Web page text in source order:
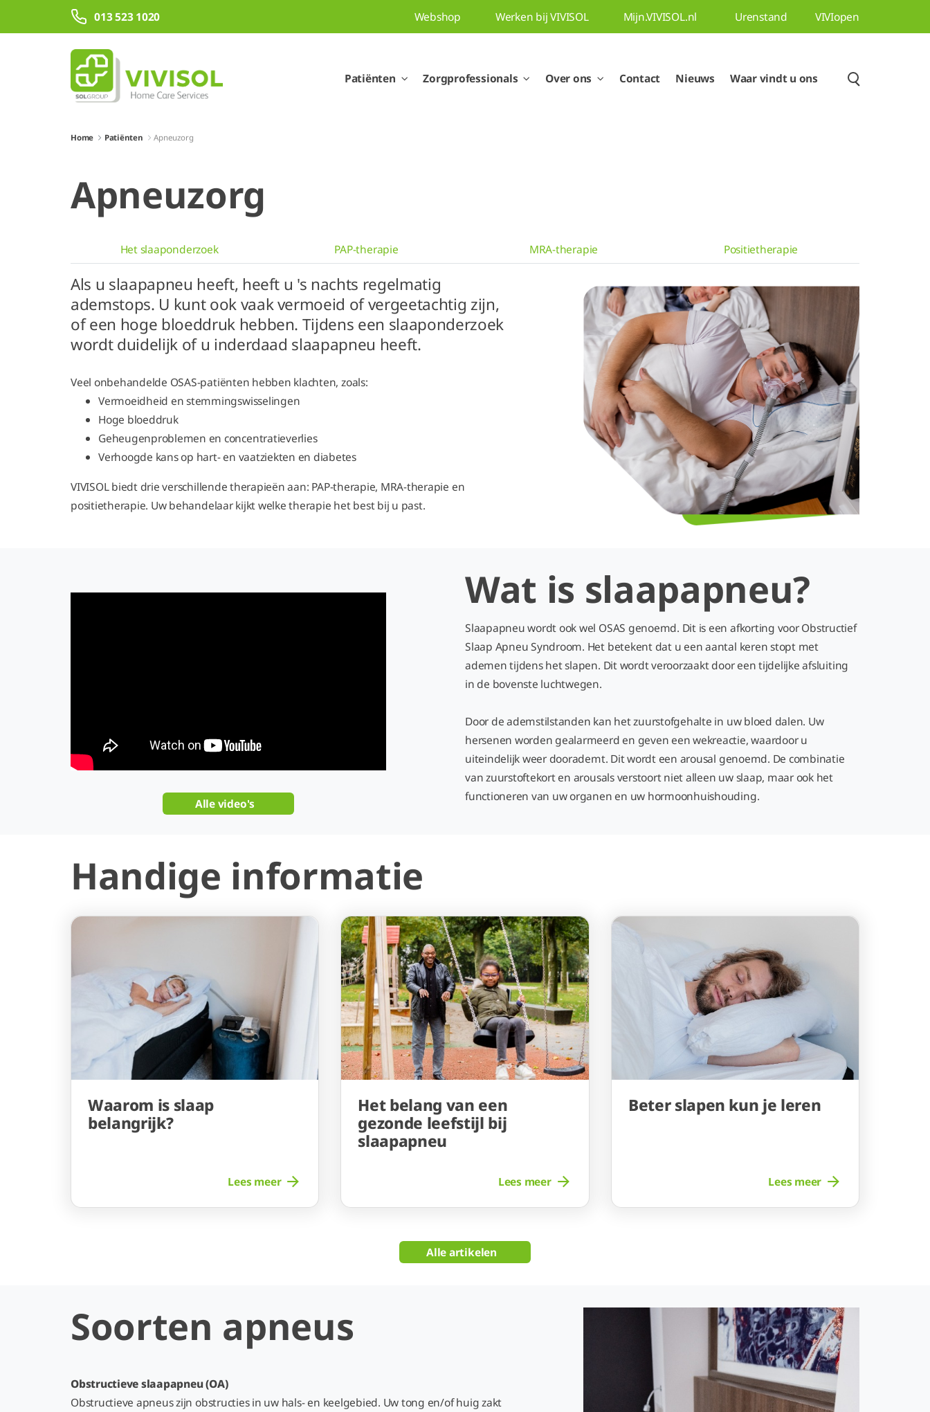
Overslaan en naar hoofdinhoud gaan
013 523 1020 Webshop Werken bij VIVISOL Mijn.VIVISOL.nl Urenstand VIVIopen
Patiënten Zorgprofessionals Over ons Contact Nieuws Waar vindt u ons
Home Patiënten Apneuzorg
Apneuzorg
Het slaaponderzoek PAP-therapie MRA-therapie Positietherapie
Als u slaapapneu heeft, heeft u 's nachts regelmatig
ademstops. U kunt ook vaak vermoeid of vergeetachtig zijn,
of een hoge bloeddruk hebben. Tijdens een slaaponderzoek
wordt duidelijk of u inderdaad slaapapneu heeft.
Veel onbehandelde OSAS-patiënten hebben klachten, zoals:
Vermoeidheid en stemmingswisselingen
Hoge bloeddruk
Geheugenproblemen en concentratieverlies
Verhoogde kans op hart- en vaatziekten en diabetes
VIVISOL biedt drie verschillende therapieën aan: PAP-therapie, MRA-therapie en
positietherapie. Uw behandelaar kijkt welke therapie het best bij u past.
Alle video's
Wat is slaapapneu?
Slaapapneu wordt ook wel OSAS genoemd. Dit is een afkorting voor Obstructief
Slaap Apneu Syndroom. Het betekent dat u een aantal keren stopt met
ademen tijdens het slapen. Dit wordt veroorzaakt door een tijdelijke afsluiting
in de bovenste luchtwegen.
Door de ademstilstanden kan het zuurstofgehalte in uw bloed dalen. Uw
hersenen worden gealarmeerd en geven een wekreactie, waardoor u
uiteindelijk weer doorademt. Dit wordt een arousal genoemd. De combinatie
van zuurstoftekort en arousals verstoort niet alleen uw slaap, maar ook het
functioneren van uw organen en uw hormoonhuishouding.
Handige informatie
Waarom is slaap
belangrijk?
Lees meer
Het belang van een
gezonde leefstijl bij
slaapapneu
Lees meer
Beter slapen kun je leren
Lees meer
Alle artikelen
Soorten apneus
Obstructieve slaapapneu (OA)
Obstructieve apneus zijn obstructies in uw hals- en keelgebied. Uw tong en/of huig zakt